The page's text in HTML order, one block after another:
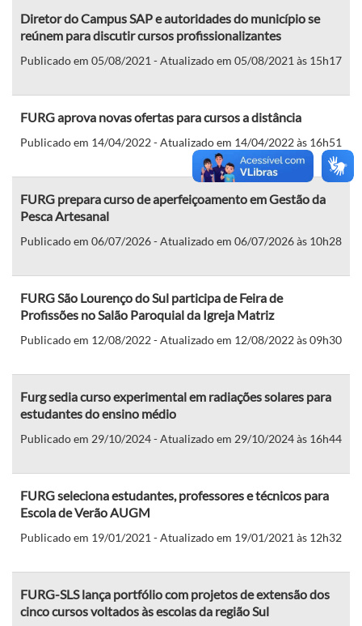
Diretor do Campus SAP e autoridades do município se
reúnem para discutir cursos profissionalizantes
Publicado em 05/08/2021 - Atualizado em 05/08/2021 às 15h17
FURG aprova novas ofertas para cursos a distância
Publicado em 14/04/2022 - Atualizado em 14/04/2022 às 16h51
FURG prepara curso de aperfeiçoamento em Gestão da
Pesca Artesanal
Publicado em 06/07/2026 - Atualizado em 06/07/2026 às 10h28
FURG São Lourenço do Sul participa de Feira de
Profissões no Salão Paroquial da Igreja Matriz
Publicado em 12/08/2022 - Atualizado em 12/08/2022 às 09h30
Furg sedia curso experimental em radiações solares para
estudantes do ensino médio
Publicado em 29/10/2024 - Atualizado em 29/10/2024 às 16h44
FURG seleciona estudantes, professores e técnicos para
Escola de Verão AUGM
Publicado em 19/01/2021 - Atualizado em 19/01/2021 às 12h32
FURG-SLS lança portfólio com projetos de extensão dos
cinco cursos voltados às escolas da região Sul